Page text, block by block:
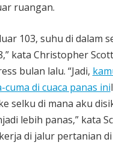
ruangan.
103, suhu di dalam
kata Christopher
bulan lalu. “Jadi,
cuma di cuaca panas ini
selku di mana aku
lebih panas,” kata
di jalur pertanian di